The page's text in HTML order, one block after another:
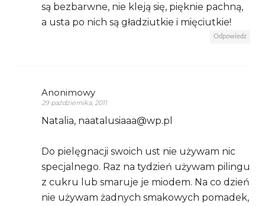
są bezbarwne, nie kleją się, pięknie pachną,
a usta po nich są gładziutkie i mięciutkie!
Odpowiedz
Anonimowy
29 października, 2011
Natalia, naatalusiaaa@wp.pl
Do pielęgnacji swoich ust nie używam nic
specjalnego. Raz na tydzień używam pilingu
z cukru lub smaruje je miodem. Na co dzień
nie używam żadnych smakowych pomadek,